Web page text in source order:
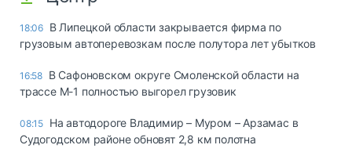
18:06 В Липецкой области закрывается фирма по
грузовым автоперевозкам после полутора лет убытков
16:58 В Сафоновском округе Смоленской области на
трассе М-1 полностью выгорел грузовик
08:15 На автодороге Владимир – Муром – Арзамас в
Судогодском районе обновят 2,8 км полотна